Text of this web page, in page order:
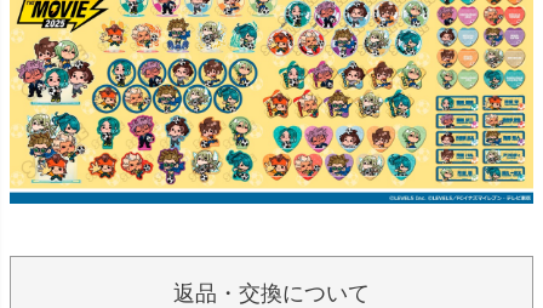
返品・交換について